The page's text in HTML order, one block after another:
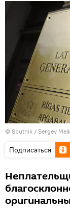
© Sputnik / Sergey
Подписаться